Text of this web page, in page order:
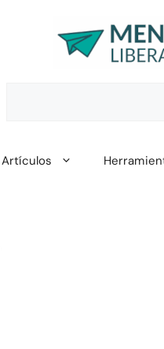
Artículos